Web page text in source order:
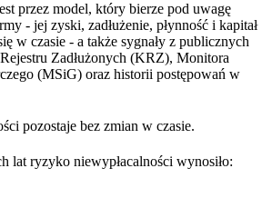
przez model, który bierze pod uwagę
- jej zyski, zadłużenie, płynność i kapitał
w czasie - a także sygnały z publicznych
Zadłużonych (KRZ), Monitora
(MSiG) oraz historii postępowań w
pozostaje bez zmian w czasie.
lat ryzyko niewypłacalności wynosiło: